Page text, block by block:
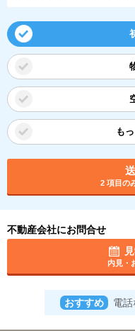
も
2 項目の
不動産会社にお問合せ
内見・
おすすめ 電